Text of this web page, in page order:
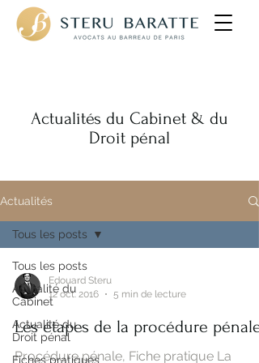
Actualités
Tous les posts
Actualité du
Cabinet
Actualité du
Droit pénal
Fiches pratiques
Tous les posts
Edouard Steru
12 oct. 2016
5 min de lecture
Les étapes de la procédure pénale
Procédure pénale, Fiche pratique La
Actualités du Cabinet & du
Droit pénal